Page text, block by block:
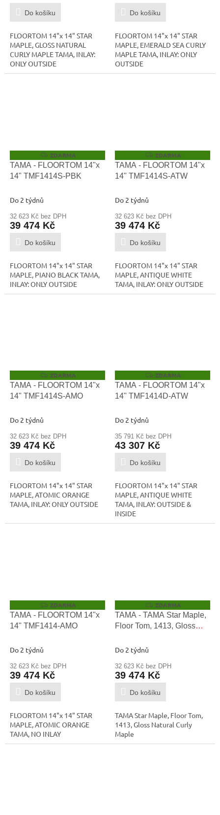
Do košíku
FLOORTOM 14"x 14" STAR
MAPLE, GLOSS NATURAL
CURLY MAPLE TAMA, INLAY:
ONLY OUTSIDE
Do košíku
FLOORTOM 14"x 14" STAR
MAPLE, EMERALD SEA CURLY
MAPLE TAMA, INLAY: ONLY
OUTSIDE
Z
D
A
R
ZDARMA
TAMA - FLOORTOM 14"x
14" TMF1414S-PBK
Do 2 týdnů
32 623 Kč bez DPH
39 474 Kč
Do košíku
FLOORTOM 14"x 14" STAR
MAPLE, PIANO BLACK TAMA,
INLAY: ONLY OUTSIDE
Z
D
A
R
ZDARMA
TAMA - FLOORTOM 14"x
14" TMF1414S-ATW
Do 2 týdnů
32 623 Kč bez DPH
39 474 Kč
Do košíku
FLOORTOM 14"x 14" STAR
MAPLE, ANTIQUE WHITE
TAMA, INLAY: ONLY OUTSIDE
Z
D
A
R
ZDARMA
TAMA - FLOORTOM 14"x
14" TMF1414S-AMO
Do 2 týdnů
32 623 Kč bez DPH
39 474 Kč
Do košíku
FLOORTOM 14"x 14" STAR
MAPLE, ATOMIC ORANGE
TAMA, INLAY: ONLY OUTSIDE
Z
D
A
R
ZDARMA
TAMA - FLOORTOM 14"x
14" TMF1414D-ATW
Do 2 týdnů
35 791 Kč bez DPH
43 307 Kč
Do košíku
FLOORTOM 14"x 14" STAR
MAPLE, ANTIQUE WHITE
TAMA, INLAY: OUTSIDE &
INSIDE
Z
D
A
R
ZDARMA
TAMA - FLOORTOM 14"x
14" TMF1414-AMO
Do 2 týdnů
32 623 Kč bez DPH
39 474 Kč
Do košíku
FLOORTOM 14"x 14" STAR
MAPLE, ATOMIC ORANGE
TAMA, NO INLAY
Z
D
A
R
ZDARMA
TAMA - TAMA Star Maple,
Floor Tom, 1413, Gloss
TMF1413S-RGCM
Do 2 týdnů
32 623 Kč bez DPH
39 474 Kč
Do košíku
TAMA Star Maple, Floor Tom,
1413, Gloss Natural Curly
Maple